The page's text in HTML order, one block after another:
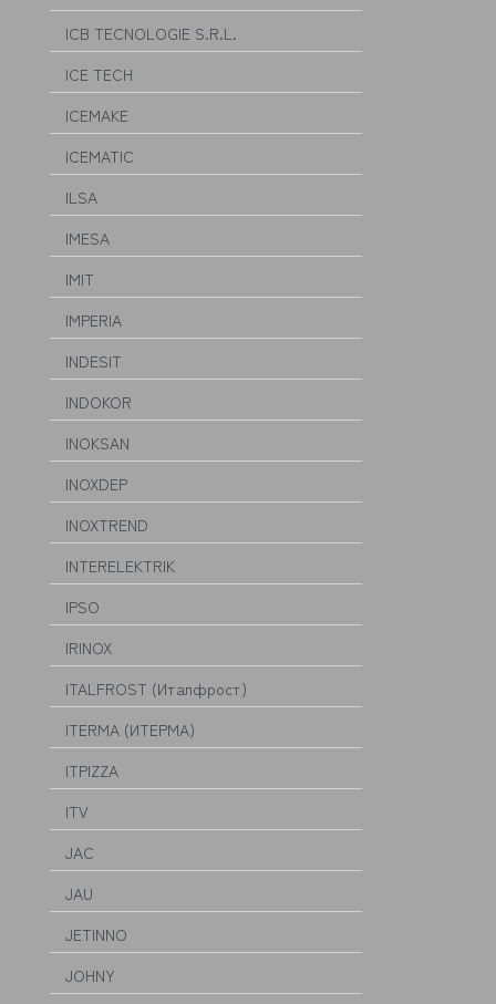
ICB TECNOLOGIE S.R.L.
ICE TECH
ICEMAKE
ICEMATIC
ILSA
IMESA
IMIT
IMPERIA
INDESIT
INDOKOR
INOKSAN
INOXDEP
INOXTREND
INTERELEKTRIK
IPSO
IRINOX
ITALFROST (Италфрост)
ITERMA (ИТЕРМА)
ITPIZZA
ITV
JAC
JAU
JETINNO
JOHNY